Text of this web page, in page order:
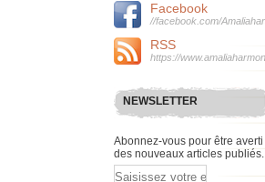
Facebook
RSS
NEWSLETTER
Abonnez-vous pour être averti
des nouveaux articles publiés.
Email